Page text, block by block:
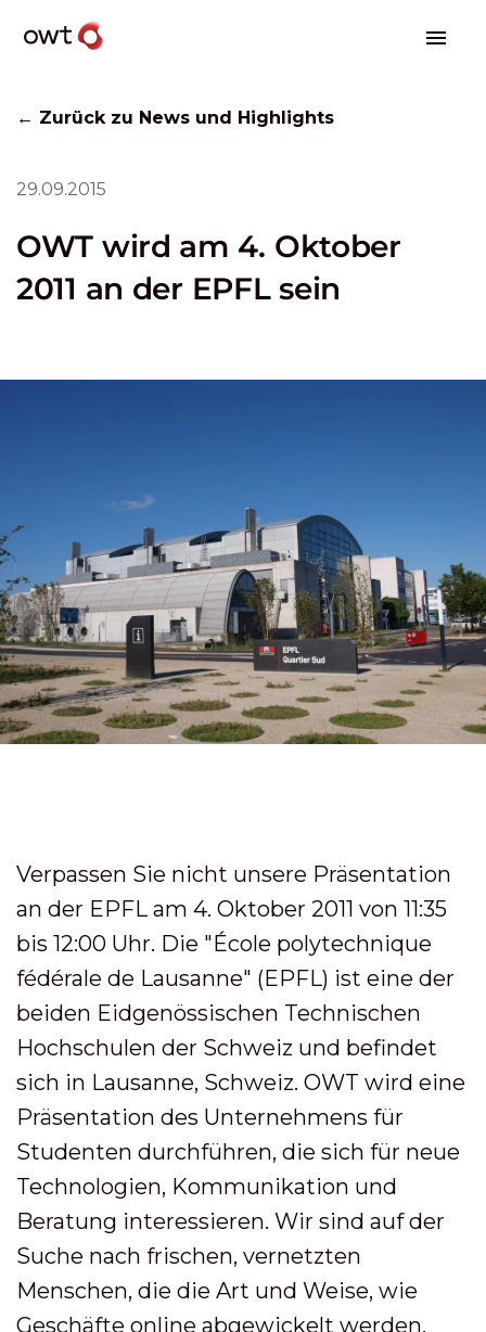
← Zurück zu News und Highlights
29.09.2015
OWT wird am 4. Oktober
2011 an der EPFL sein
Verpassen Sie nicht unsere Präsentation
an der EPFL am 4. Oktober 2011 von 11:35
bis 12:00 Uhr. Die "École polytechnique
fédérale de Lausanne" (EPFL) ist eine der
beiden Eidgenössischen Technischen
Hochschulen der Schweiz und befindet
sich in Lausanne, Schweiz. OWT wird eine
Präsentation des Unternehmens für
Studenten durchführen, die sich für neue
Technologien, Kommunikation und
Beratung interessieren. Wir sind auf der
Suche nach frischen, vernetzten
Menschen, die die Art und Weise, wie
Geschäfte online abgewickelt werden,